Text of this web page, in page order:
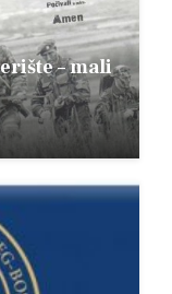
– mali